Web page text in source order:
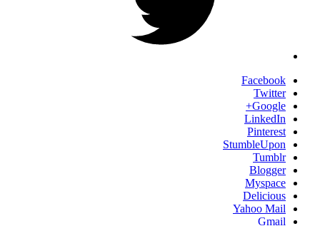
Facebook
Twitter
Google+
LinkedIn
Pinterest
StumbleUpon
Tumblr
Blogger
Myspace
Delicious
Yahoo Mail
Gmail